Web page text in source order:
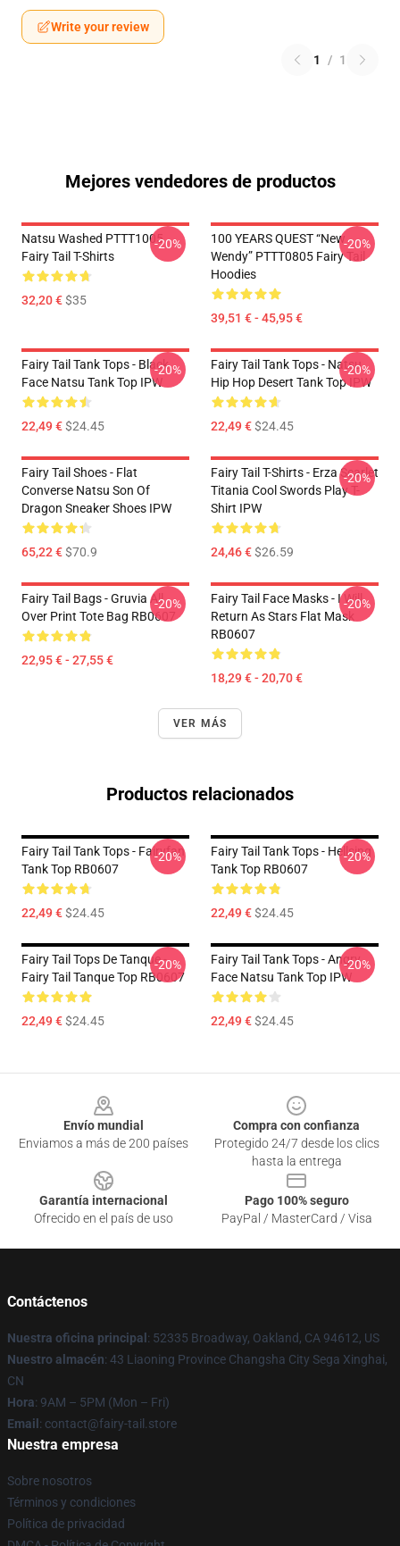
Write your review
1 / 1
Mejores vendedores de productos
Natsu Washed PTTT1005
Fairy Tail T-Shirts
32,20 €$35
-20%
100 YEARS QUEST “New
Wendy” PTTT0805 Fairy Tail
Hoodies
39,51 € - 45,95 €
-20%
Fairy Tail Tank Tops - Black
Face Natsu Tank Top IPW
22,49 €$24.45
-20%
Fairy Tail Tank Tops - Natsu
Hip Hop Desert Tank Top IPW
22,49 €$24.45
-20%
Fairy Tail Shoes - Flat
Converse Natsu Son Of
Dragon Sneaker Shoes IPW
65,22 €$70.9
Fairy Tail T-Shirts - Erza Scarlet
Titania Cool Swords Play T-
Shirt IPW
24,46 €$26.59
-20%
Fairy Tail Bags - Gruvia All
Over Print Tote Bag RB0607
22,95 € - 27,55 €
-20%
Fairy Tail Face Masks - I Will
Return As Stars Flat Mask
RB0607
18,29 € - 20,70 €
-20%
VER MÁS
Productos relacionados
Fairy Tail Tank Tops - Fairyfan
Tank Top RB0607
22,49 €$24.45
-20%
Fairy Tail Tank Tops - Hellsing
Tank Top RB0607
22,49 €$24.45
-20%
Fairy Tail Tops De Tanque -
Fairy Tail Tanque Top RB0607
22,49 €$24.45
-20%
Fairy Tail Tank Tops - Angry
Face Natsu Tank Top IPW
22,49 €$24.45
-20%
Envío mundial
Enviamos a más de 200 países
Compra con confianza
Protegido 24/7 desde los clics
hasta la entrega
Garantía internacional
Ofrecido en el país de uso
Pago 100% seguro
PayPal / MasterCard / Visa
Contáctenos
Nuestra oficina principal : 52335 Broadway, Oakland, CA 94612, US
Nuestro almacén: 43 Liaoning Province Changsha City Sega Xinghai,
CN
Hora: 9AM – 5PM (Mon – Fri)
Email : contact@fairy-tail.store
Nuestra empresa
Sobre nosotros
Términos y condiciones
Política de privacidad